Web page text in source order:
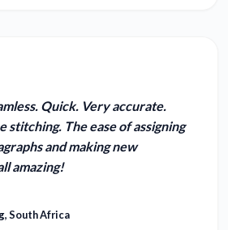
Quick. Very accurate.
stitching. The ease of assigning
and making new
amazing!
South Africa